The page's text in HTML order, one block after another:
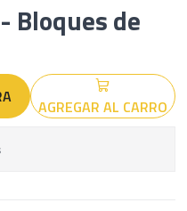
Bloques de
AGREGAR AL CARRO